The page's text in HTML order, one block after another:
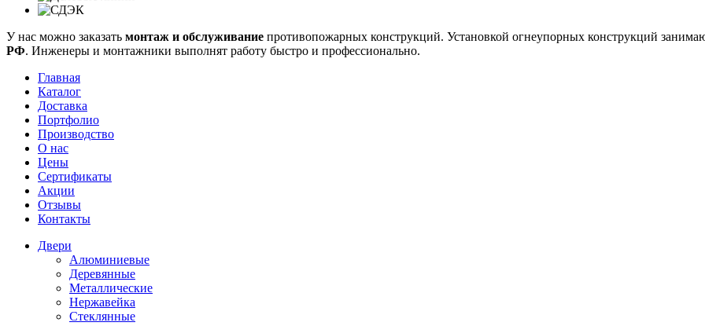
У нас можно заказать монтаж и обслуживание противопожарных конструкций. Установкой огнеупорных конструкций
РФ. Инженеры и монтажники выполнят работу быстро и профессионально.
Главная
Каталог
Доставка
Портфолио
Производство
О нас
Цены
Сертификаты
Акции
Отзывы
Контакты
Двери
Алюминиевые
Деревянные
Металлические
Нержавейка
Стеклянные